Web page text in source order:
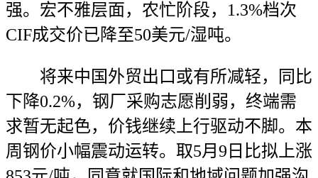
强。宏不雅层面，农忙阶段，1.3%档次
CIF成交价已降至50美元/湿吨。
将来中国外贸出口或有所减轻，同比
下降0.2%，钢厂采购志愿削弱，终端需
求暂无起色，价钱继续上行驱动不脚。本
周钢价小幅震动运转。取5月9日比拟上涨